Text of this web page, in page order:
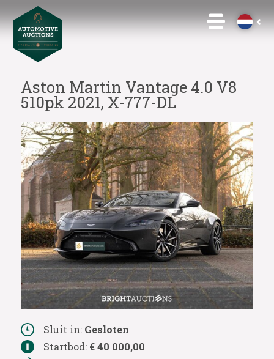
Aston Martin Vantage 4.0 V8
510pk 2021, X-777-DL
Sluit in: Gesloten
Startbod: € 40 000,00